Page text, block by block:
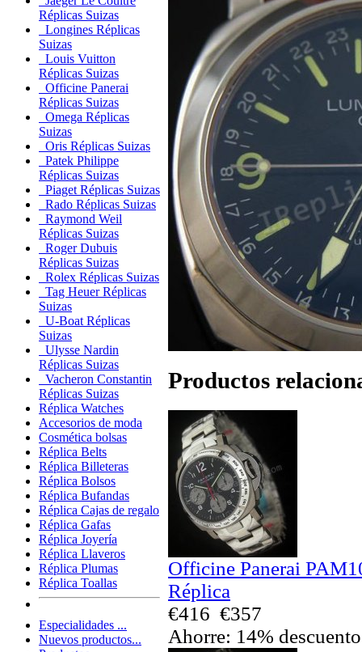
Réplicas Suizas
Longines Réplicas
Suizas
Louis Vuitton
Réplicas Suizas
Officine Panerai
Réplicas Suizas
Omega Réplicas
Suizas
Oris Réplicas Suizas
Patek Philippe
Réplicas Suizas
Piaget Réplicas Suizas
Rado Réplicas Suizas
Raymond Weil
Réplicas Suizas
Roger Dubuis
Réplicas Suizas
Rolex Réplicas Suizas
Tag Heuer Réplicas
Suizas
U-Boat Réplicas
Suizas
Ulysse Nardin
Réplicas Suizas
Vacheron Constantin
Réplicas Suizas
Réplica Watches
Accesorios de moda
Cosmética bolsas
Réplica Belts
Réplica Billeteras
Réplica Bolsos
Réplica Bufandas
Réplica Cajas de regalo
Réplica Gafas
Réplica Joyería
Réplica Llaveros
Réplica Plumas
Réplica Toallas
Especialidades ...
Nuevos productos...
Productos
Officine Panerai
Réplica
€416 €357
Ahorre: 14% descuento